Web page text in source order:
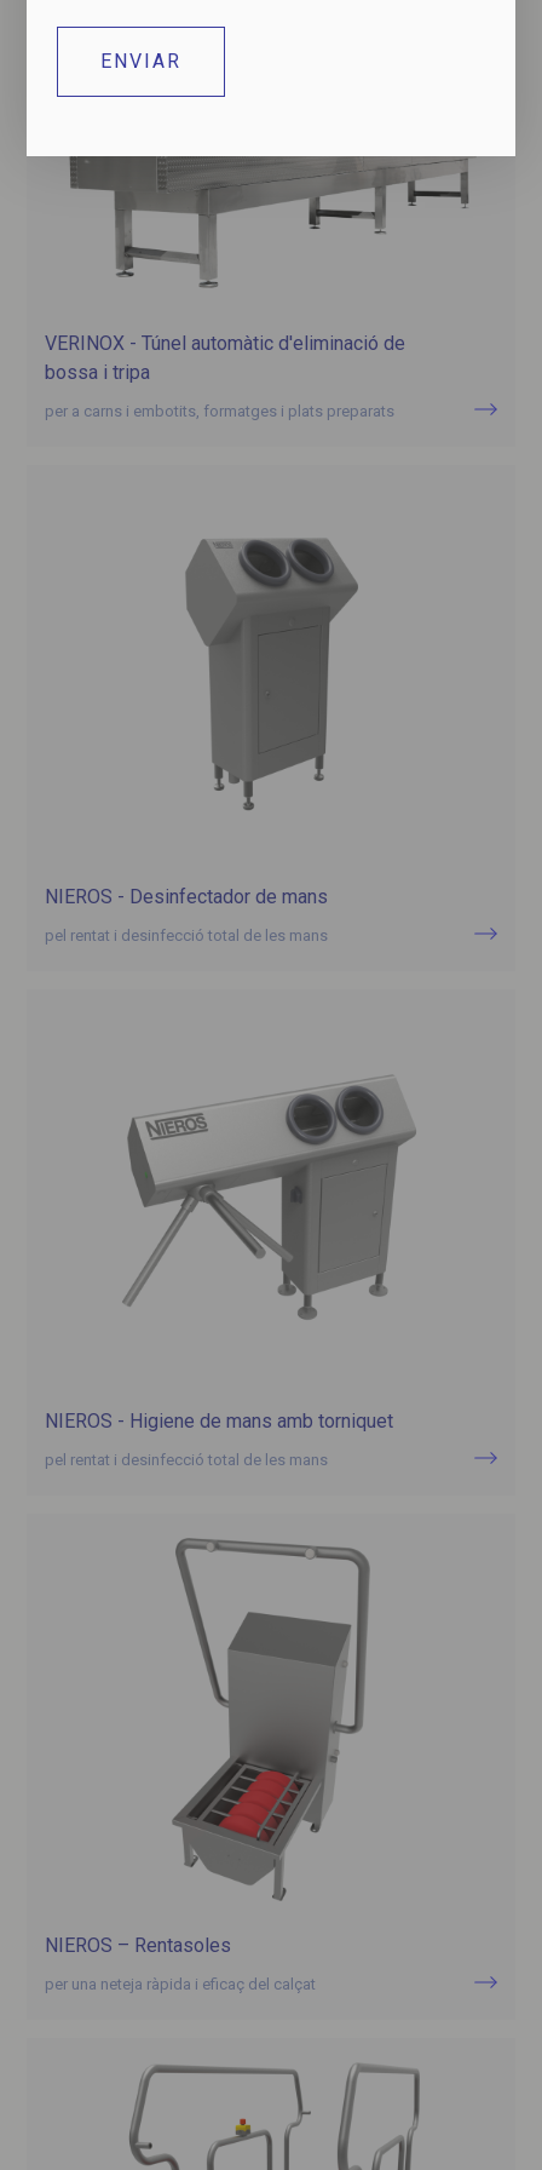
VERINOX - Túnel automàtic d'eliminació de
bossa i tripa
per a carns i embotits, formatges i plats preparats
NIEROS - Desinfectador de mans
pel rentat i desinfecció total de les mans
NIEROS - Higiene de mans amb torniquet
pel rentat i desinfecció total de les mans
NIEROS – Rentasoles
per una neteja ràpida i eficaç del calçat